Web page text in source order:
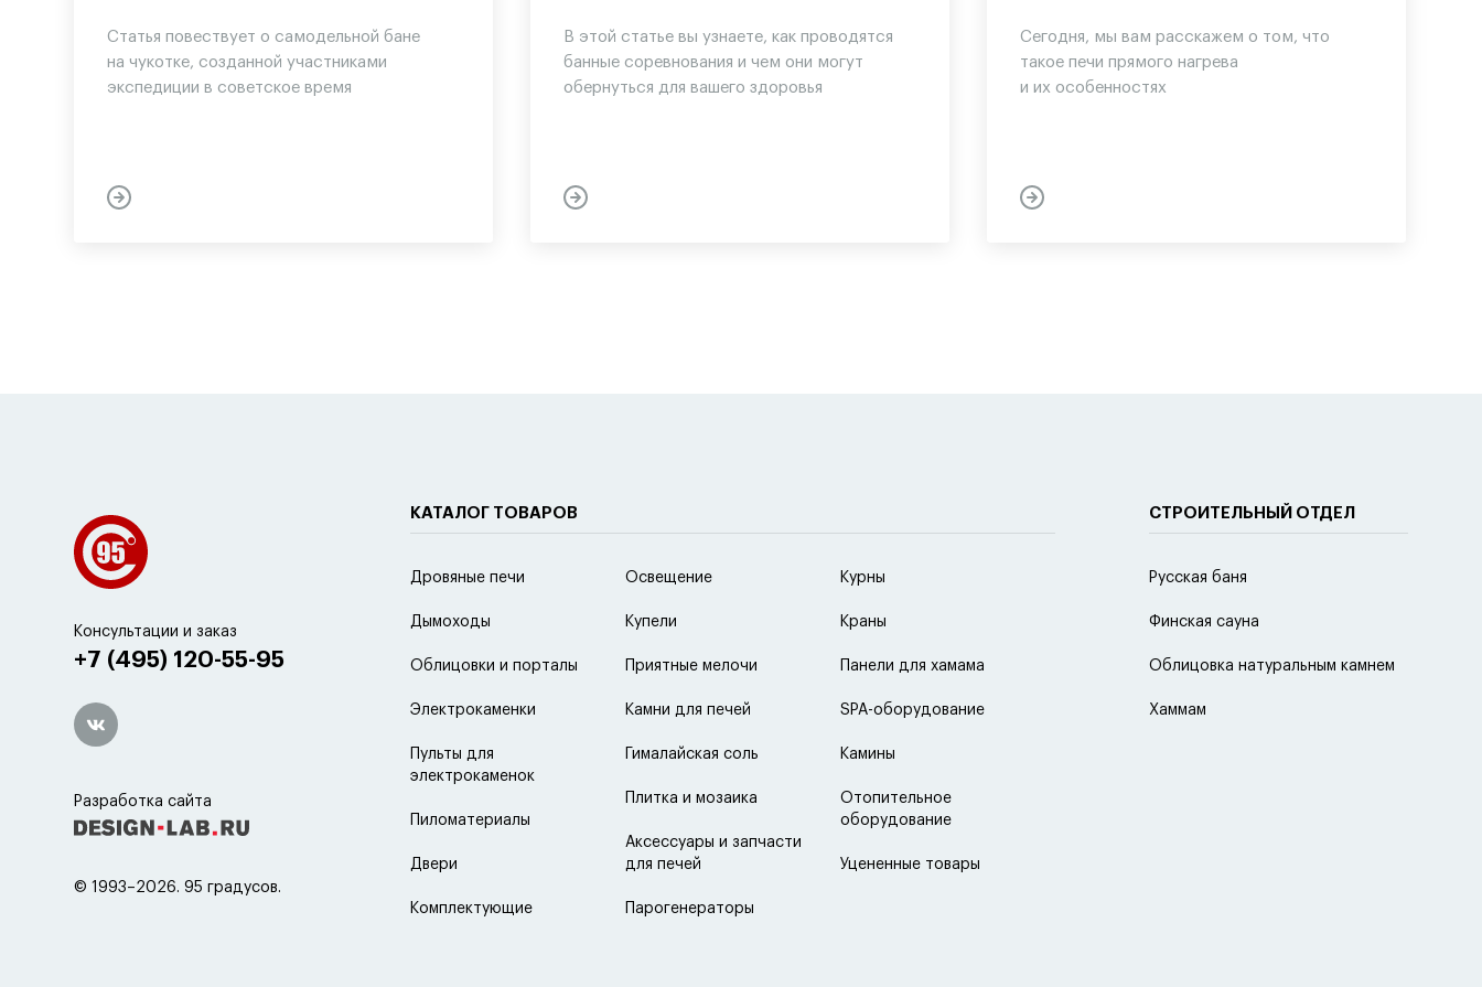
Статья повествует о самодельной бане
на чукотке, созданной участниками
экспедиции в советское время
В этой статье вы узнаете, как проводятся
банные соревнования и чем они могут
обернуться для вашего здоровья
Сегодня, мы вам расскажем о том, что
такое печи прямого нагрева
и их особенностях
Консультации и заказ
+7 (495) 120-55-95
Разработка сайта
© 1993–2026. 95 градусов.
КАТАЛОГ ТОВАРОВ
Дровяные печи
Дымоходы
Облицовки и порталы
Электрокаменки
Пульты для
электрокаменок
Пиломатериалы
Двери
Комплектующие
Освещение
Купели
Приятные мелочи
Камни для печей
Гималайская соль
Плитка и мозаика
Аксессуары и запчасти
для печей
Парогенераторы
Курны
Краны
Панели для хамама
SPA-оборудование
Камины
Отопительное
оборудование
Уцененные товары
СТРОИТЕЛЬНЫЙ ОТДЕЛ
Русская баня
Финская сауна
Облицовка натуральным камнем
Хаммам